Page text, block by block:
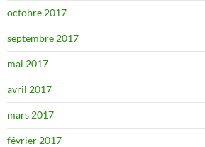
octobre 2017
septembre 2017
mai 2017
avril 2017
mars 2017
février 2017